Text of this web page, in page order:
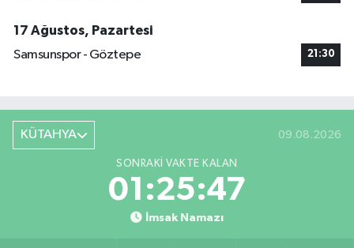
17 Ağustos, Pazartesi
Samsunspor - Göztepe
21:30
KÜTAHYA 09.08.2026
SONRAKI VAKTE KALAN
01:25:46
İmsak Namazı